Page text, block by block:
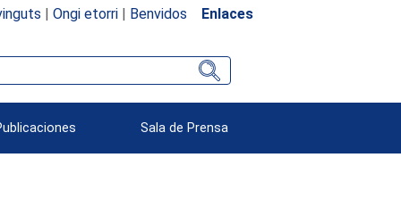
| Ongi etorri| Benvidos Enlaces
Sala de Prensa